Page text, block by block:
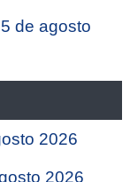
de agosto
2026
2026